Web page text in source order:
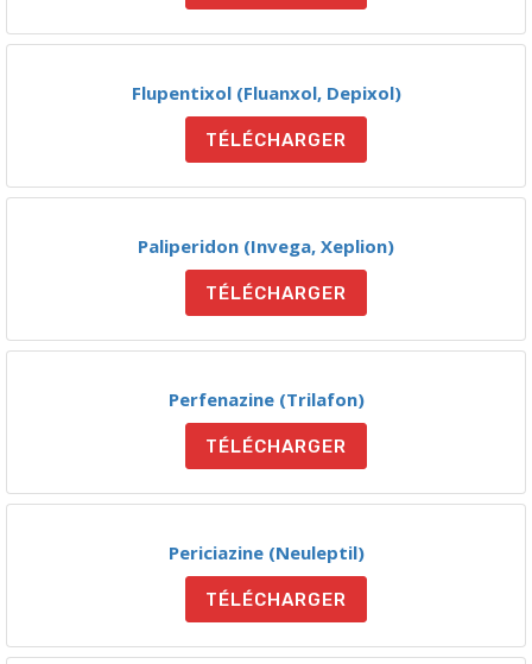
Flupentixol (Fluanxol, Depixol)
TÉLÉCHARGER
Paliperidon (Invega, Xeplion)
TÉLÉCHARGER
Perfenazine (Trilafon)
TÉLÉCHARGER
Periciazine (Neuleptil)
TÉLÉCHARGER